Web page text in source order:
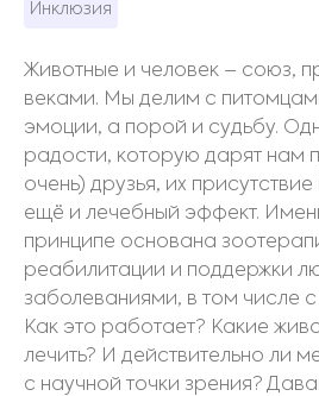
Инклюзия
Животные и человек – союз,
веками. Мы делим с
эмоции, а порой и судьбу.
радости, которую дарят нам
очень) друзья, их
ещё и лечебный эффект.
принципе основана
реабилитации и поддержки
заболеваниями, в том числе
Как это работает? Какие
лечить? И действительно ли
с научной точки зрения?